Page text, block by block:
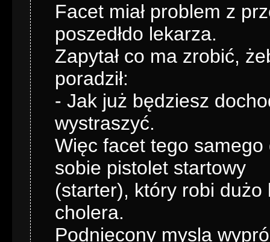
Facet miał problem z
poszedłdo lekarza.
Zapytał co ma zrobić,
poradził:
- Jak już będziesz
wystraszyć.
Więc facet tego samego
sobie pistolet startowy
(starter), który robi
cholera.
Podniecony mysla